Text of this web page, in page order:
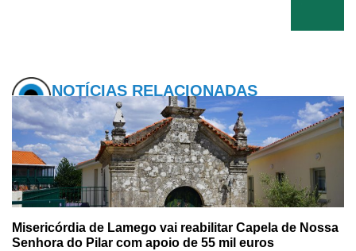
NOTÍCIAS RELACIONADAS
Misericórdia de Lamego vai reabilitar Capela de Nossa
Senhora do Pilar com apoio de 55 mil euros